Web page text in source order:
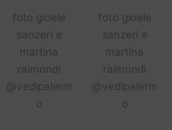
foto gioele
sanzeri e
martina
raimondi
@vedipalerm
o
foto gioele
sanzeri e
martina
raimondi
@vedipalerm
o